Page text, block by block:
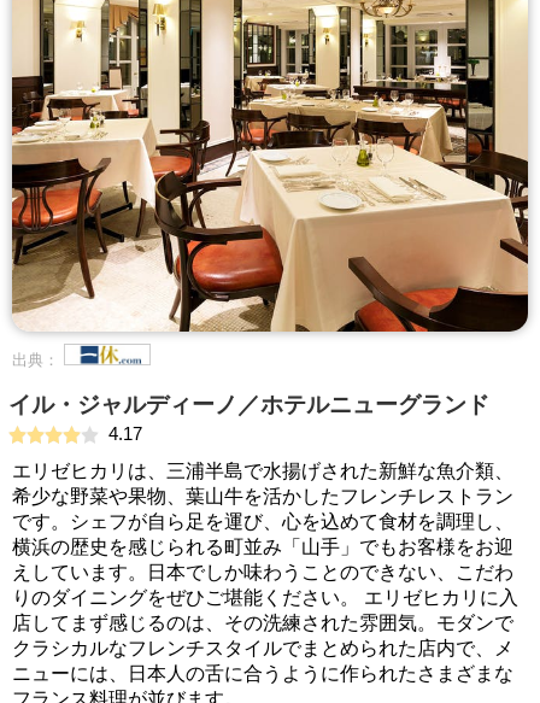
出典：
イル・ジャルディーノ／ホテルニューグランド
4.17
エリゼヒカリは、三浦半島で水揚げされた新鮮な魚介類、
希少な野菜や果物、葉山牛を活かしたフレンチレストラン
です。シェフが自ら足を運び、心を込めて食材を調理し、
横浜の歴史を感じられる町並み「山手」でもお客様をお迎
えしています。日本でしか味わうことのできない、こだわ
りのダイニングをぜひご堪能ください。 エリゼヒカリに入
店してまず感じるのは、その洗練された雰囲気。モダンで
クラシカルなフレンチスタイルでまとめられた店内で、メ
ニューには、日本人の舌に合うように作られたさまざまな
フランス料理が並びます。